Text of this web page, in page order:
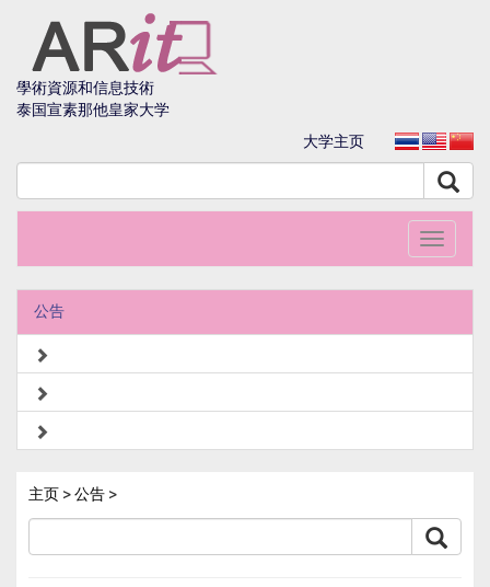
學術資源和信息技術
泰国宣素那他皇家大学
大学主页
Toggle
公告
主页>公告>